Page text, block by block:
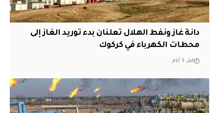
دانة غاز ونفط الهلال تعلنان بدء توريد الغاز إلى
محطات الكهرباء في كركوك
قبل 3 أيام